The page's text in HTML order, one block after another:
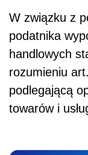
W związku z
podatnika
handlowych
rozumieniu
podlegającą
towarów i